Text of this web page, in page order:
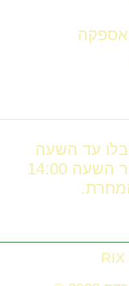
עד השעה
14:00,יסופקו באותו היום. לאחר השעה 14:00